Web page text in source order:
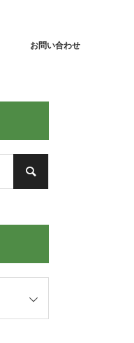
お問い合わせ